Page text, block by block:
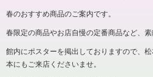
春のおすすめ商品のご案内です。
春限定の商品やお店自慢の定番商品など、素
館内にポスターを掲出しておりますので、
本にもご来店くださいませ。